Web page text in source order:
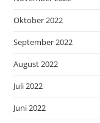
Oktober 2022
September 2022
August 2022
Juli 2022
Juni 2022